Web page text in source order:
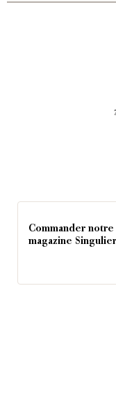
Commander notre
magazine